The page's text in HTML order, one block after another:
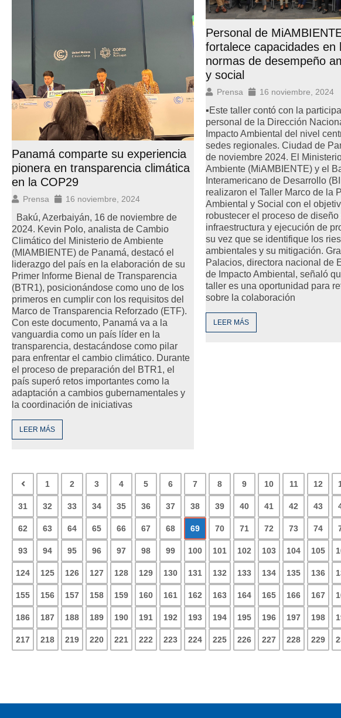
Panamá comparte su experiencia
pionera en transparencia climática
en la COP29
Prensa 16 noviembre, 2024
Bakú, Azerbaiyán, 16 de noviembre de
2024. Kevin Polo, analista de Cambio
Climático del Ministerio de Ambiente
(MIAMBIENTE) de Panamá, destacó el
liderazgo del país en la elaboración de su
Primer Informe Bienal de Transparencia
(BTR1), posicionándose como uno de los
primeros en cumplir con los requisitos del
Marco de Transparencia Reforzado (ETF).
Con este documento, Panamá va a la
vanguardia como un país líder en la
transparencia, destacándose como pilar
para enfrentar el cambio climático. Durante
el proceso de preparación del BTR1, el
país superó retos importantes como la
adaptación a cambios gubernamentales y
la coordinación de iniciativas
LEER MÁS
Personal de
fortalece capacidades en
normas de desempeño
y social
Prensa 16 noviembre, 2024
▪Este taller contó con la
personal de la Dirección
Impacto Ambiental del nivel
sedes regionales. Ciudad de
de noviembre 2024. El
Ambiente (MiAMBIENTE) y el
Interamericano de Desarrollo
realizaron el Taller Marco de la
Ambiental y Social con el
robustecer el proceso de diseño
infraestructura y ejecución de
su vez que se identifique los
ambientales y su mitigación.
Palacios, directora nacional de
de Impacto Ambiental, señaló
taller es una oportunidad para
sobre la colaboración
LEER MÁS
1 2 3 4 5 6 7 8 9 10 11 12
31 32 33 34 35 36 37 38 39 40 41 42 43
62 63 64 65 66 67 68 69 70 71 72 73 74
93 94 95 96 97 98 99 100 101 102 103 104 105
124 125 126 127 128 129 130 131 132 133 134 135 136
155 156 157 158 159 160 161 162 163 164 165 166 167
186 187 188 189 190 191 192 193 194 195 196 197 198
217 218 219 220 221 222 223 224 225 226 227 228 229